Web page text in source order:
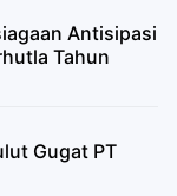
Antisipasi
Tahun
Gugat PT